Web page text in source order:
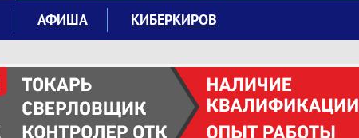
АФИША КИБЕРКИРОВ